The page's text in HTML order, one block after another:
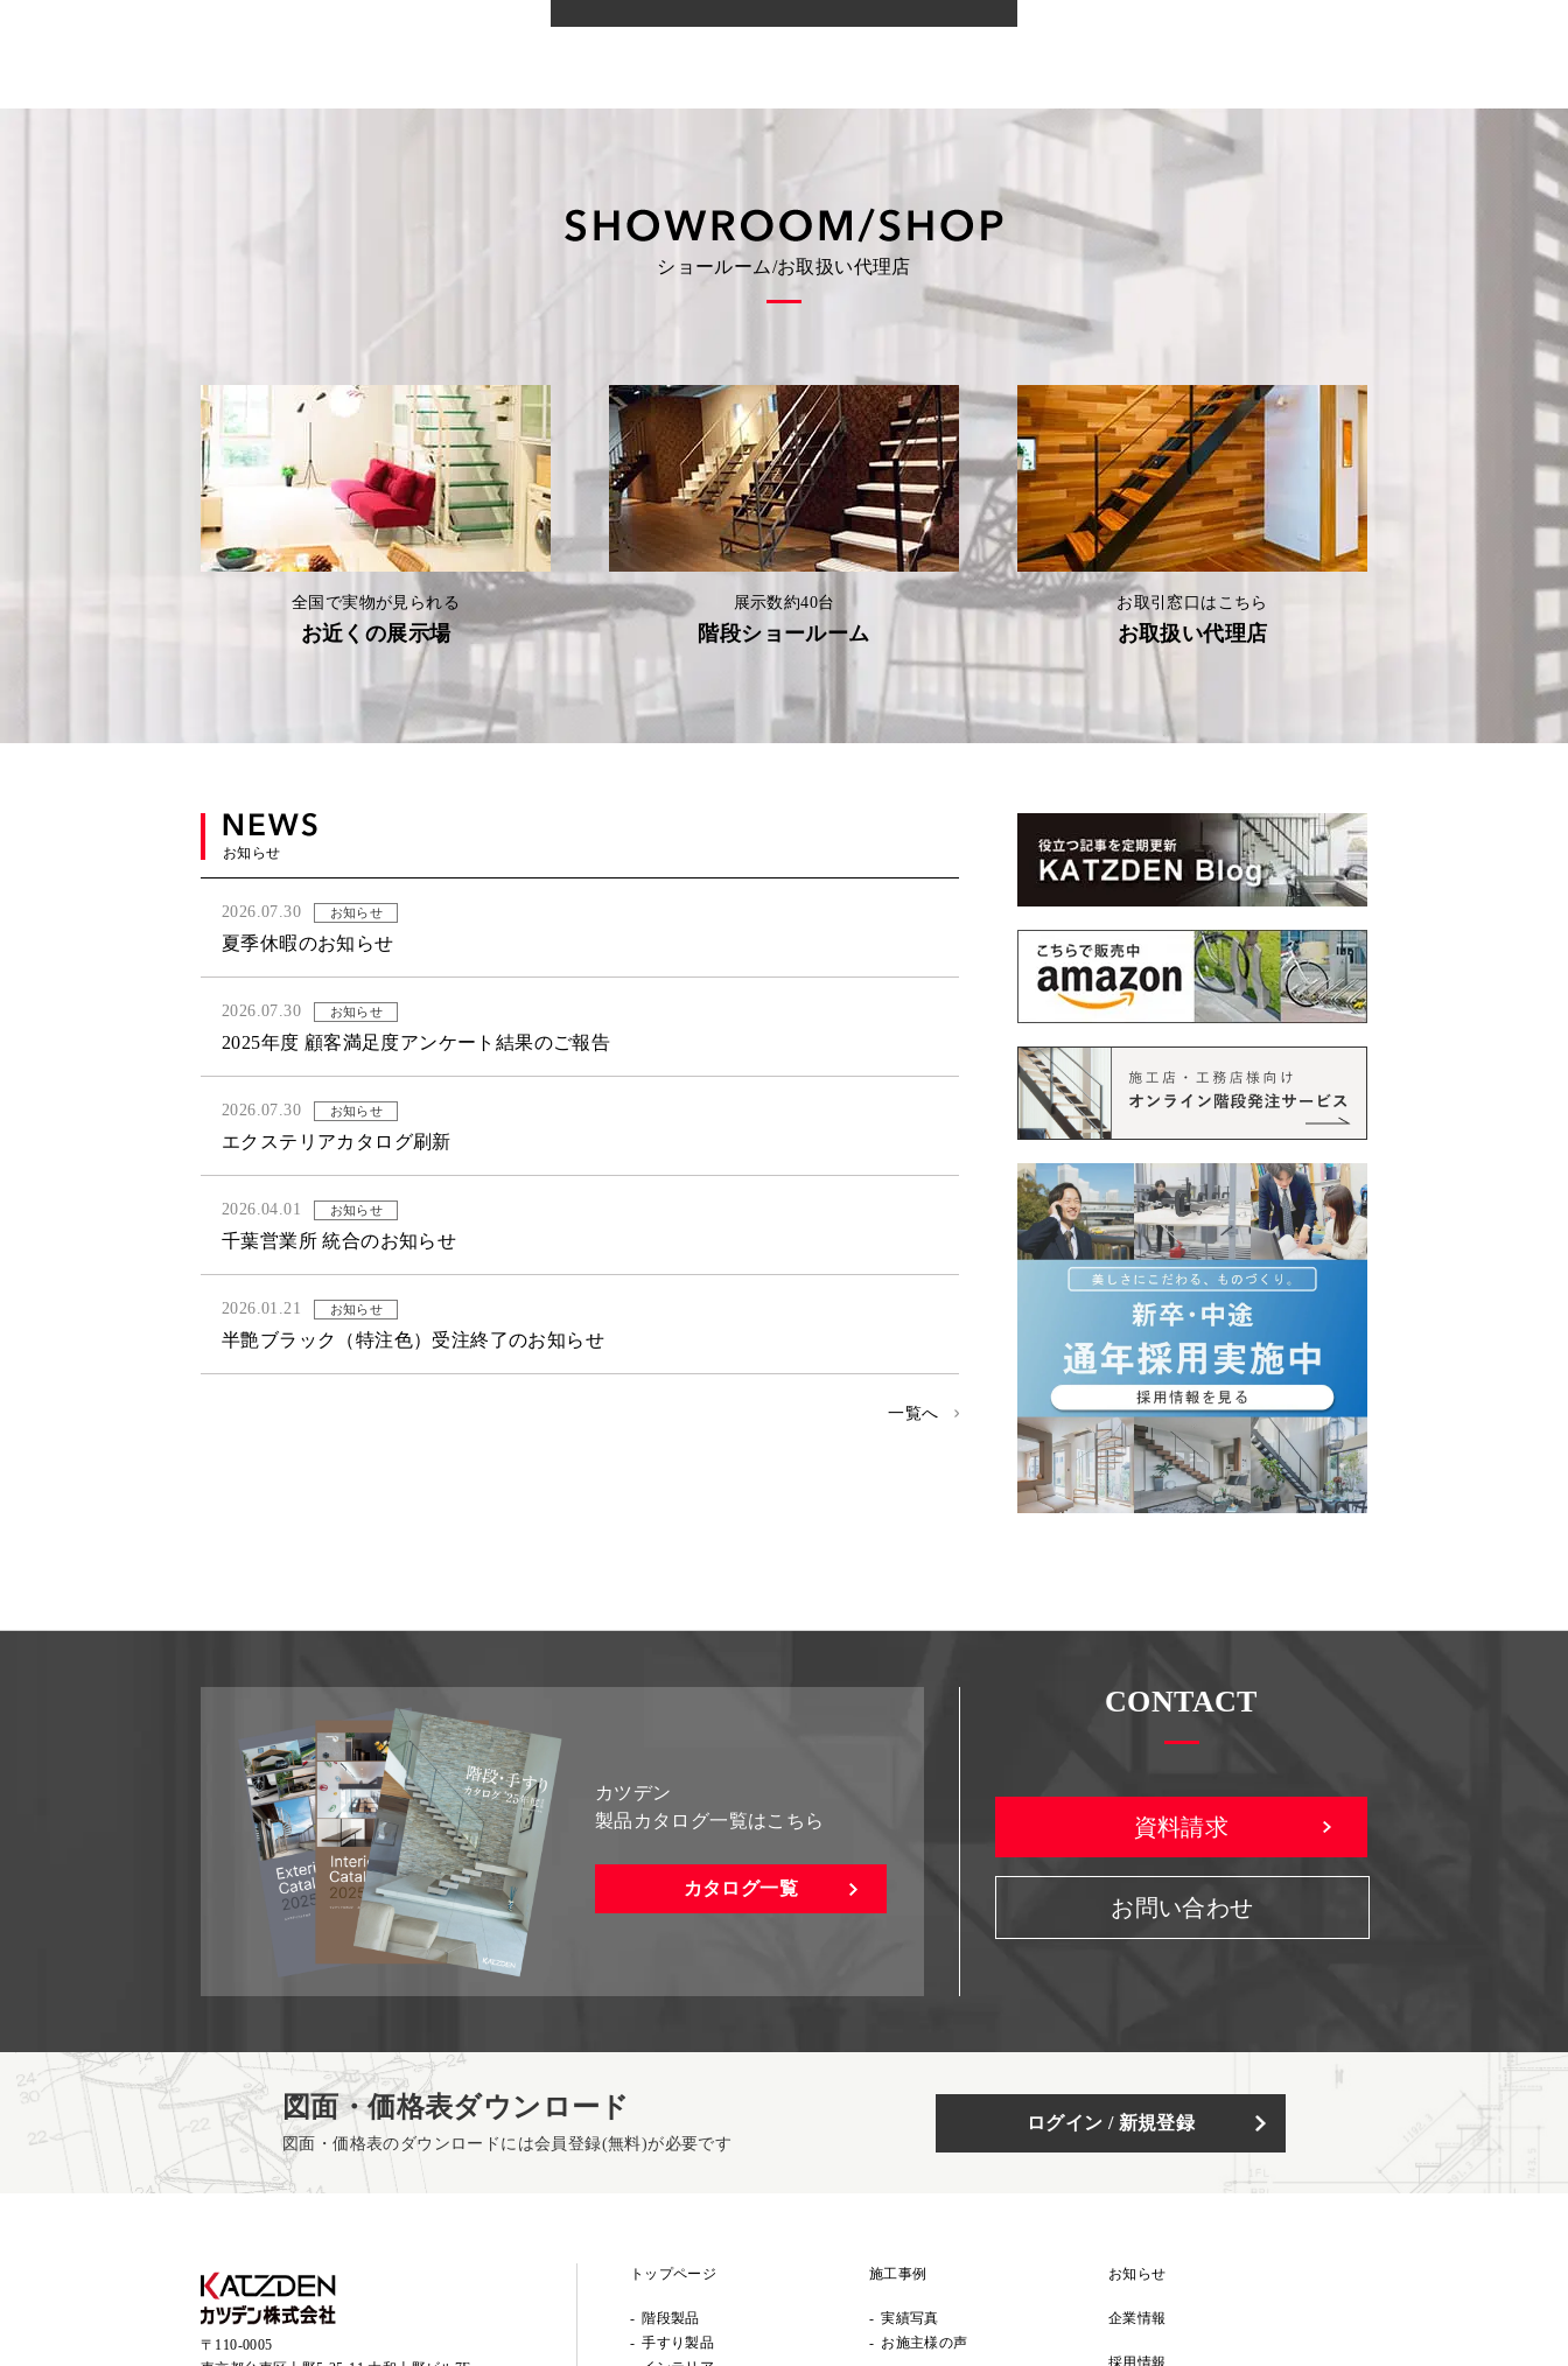
ショールーム/お取扱い代理店
全国で実物が見られる
お近くの展示場
展示数約40台
階段ショールーム
お取引窓口はこちら
お取扱い代理店
お知らせ
2026.07.30 お知らせ
夏季休暇のお知らせ
2026.07.30 お知らせ
2025年度 顧客満足度アンケート結果のご報告
2026.07.30 お知らせ
エクステリアカタログ刷新
2026.04.01 お知らせ
千葉営業所 統合のお知らせ
2026.01.21 お知らせ
半艶ブラック（特注色）受注終了のお知らせ
一覧へ
カツデン
製品カタログ一覧はこちら
カタログ一覧
CONTACT
資料請求
お問い合わせ
図面・価格表ダウンロード
図面・価格表のダウンロードには会員登録(無料)が必要です
ログイン / 新規登録
〒110-0005
トップページ
階段製品
手すり製品
施工事例
実績写真
お施主様の声
お知らせ
企業情報
採用情報